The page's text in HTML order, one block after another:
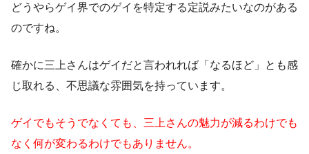
どうやらゲイ界でのゲイを特定する定説みたいなのがある
のですね。
確かに三上さんはゲイだと言われれば「なるほど」とも感
じ取れる、不思議な雰囲気を持っています。
ゲイでもそうでなくても、三上さんの魅力が減るわけでも
なく何が変わるわけでもありません。